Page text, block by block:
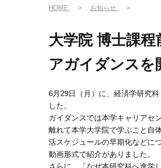
HOME お知らせ
大学院 博士課
アガイダンスを
6月29日（月）に、経済学研究
した。
ガイダンスでは本学キャリアセ
離れて本学大学院で学ぶこと自
活スケジュールの早期化などに
動画形式で紹介がありました。